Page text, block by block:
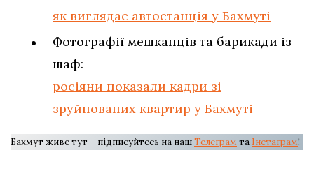
як виглядає автостанція у Бахмуті
Фотографії мешканців та барикади із
шаф:
росіяни показали кадри зі
зруйнованих квартир у Бахмуті
Бахмут живе тут – підписуйтесь на нашТелеграм та Інстаграм!